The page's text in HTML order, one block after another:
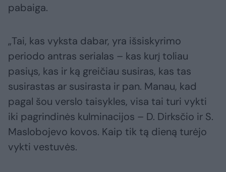
pabaiga.
„Tai, kas vyksta dabar, yra išsiskyrimo
periodo antras serialas – kas kurį toliau
pasiųs, kas ir ką greičiau susiras, kas tas
susirastas ar susirasta ir pan. Manau, kad
pagal šou verslo taisykles, visa tai turi vykti
iki pagrindinės kulminacijos – D. Dirksčio ir S.
Maslobojevo kovos. Kaip tik tą dieną turėjo
vykti vestuvės.